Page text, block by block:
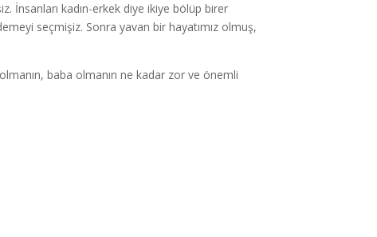
İnsanları kadın-erkek diye ikiye bölüp birer
seçmişiz. Sonra yavan bir hayatımız olmuş,
baba olmanın ne kadar zor ve önemli